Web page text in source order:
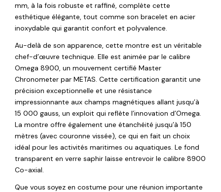
mm, à la fois robuste et raffiné, complète cette
esthétique élégante, tout comme son bracelet en acier
inoxydable qui garantit confort et polyvalence.
Au-delà de son apparence, cette montre est un véritable
chef-d’œuvre technique. Elle est animée par le calibre
Omega 8900, un mouvement certifié Master
Chronometer par METAS. Cette certification garantit une
précision exceptionnelle et une résistance
impressionnante aux champs magnétiques allant jusqu’à
15 000 gauss, un exploit qui reflète l’innovation d’Omega.
La montre offre également une étanchéité jusqu’à 150
mètres (avec couronne vissée), ce qui en fait un choix
idéal pour les activités maritimes ou aquatiques. Le fond
transparent en verre saphir laisse entrevoir le calibre 8900
Co-axial.
Que vous soyez en costume pour une réunion importante